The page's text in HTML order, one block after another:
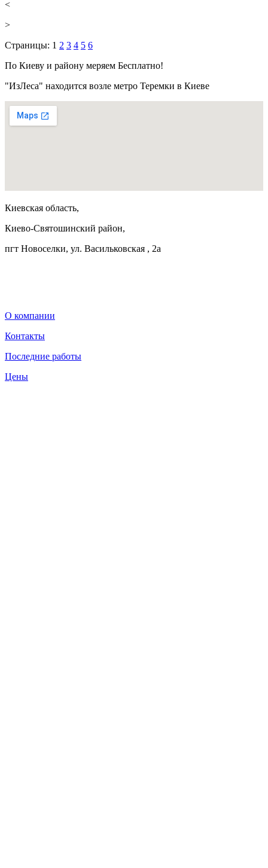
<
>
Страницы: 1 2 3 4 5 6
По Киеву и району меряем Бесплатно!
"ИзЛеса" находится возле метро Теремки в Киеве
Киевская область,
Киево-Святошинский район,
пгт Новоселки, ул. Васильковская , 2а
О компании
Контакты
Последние работы
Цены